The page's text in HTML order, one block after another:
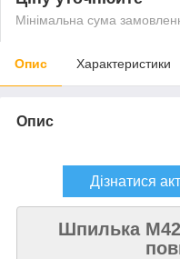
Мінімальна сума
Опис Характеристики
Опис
Дізнатися
Шпилька М42